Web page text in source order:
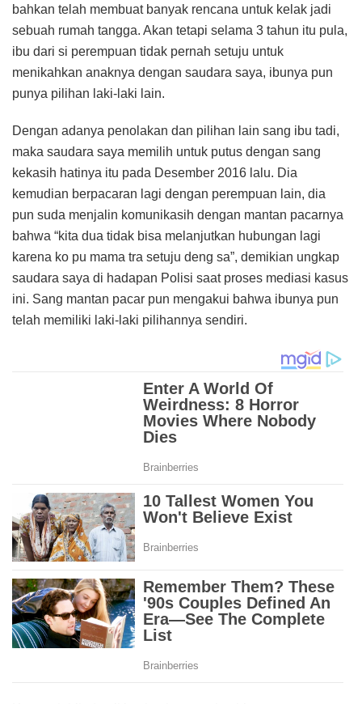
bahkan telah membuat banyak rencana untuk kelak jadi
sebuah rumah tangga. Akan tetapi selama 3 tahun itu pula,
ibu dari si perempuan tidak pernah setuju untuk
menikahkan anaknya dengan saudara saya, ibunya pun
punya pilihan laki-laki lain.
Dengan adanya penolakan dan pilihan lain sang ibu tadi,
maka saudara saya memilih untuk putus dengan sang
kekasih hatinya itu pada Desember 2016 lalu. Dia
kemudian berpacaran lagi dengan perempuan lain, dia
pun suda menjalin komunikasih dengan mantan pacarnya
bahwa “kita dua tidak bisa melanjutkan hubungan lagi
karena ko pu mama tra setuju deng sa”, demikian ungkap
saudara saya di hadapan Polisi saat proses mediasi kasus
ini. Sang mantan pacar pun mengakui bahwa ibunya pun
telah memiliki laki-laki pilihannya sendiri.